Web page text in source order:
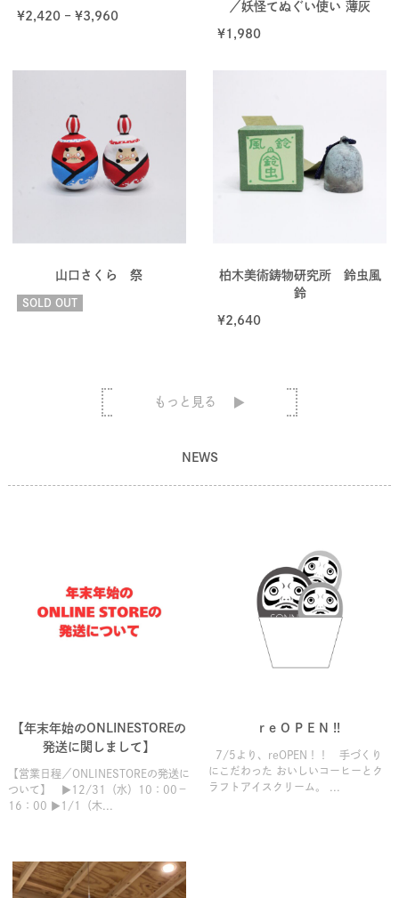
¥2,420– ¥3,960
／妖怪てぬぐい使い 薄灰
¥1,980
山口さくら 祭
SOLD OUT
柏木美術鋳物研究所 鈴虫風
鈴
¥2,640
もっと見る
NEWS
【年末年始のONLINESTOREの
発送に関しまして】
【営業日程／ONLINESTOREの発送に
ついて】 ▶12/31（水）10：00－
16：00 ▶1/1（木...
r e O P E N !!
7/5より、reOPEN！！ 手づくり
にこだわった おいしいコーヒーとク
ラフトアイスクリーム。 ...